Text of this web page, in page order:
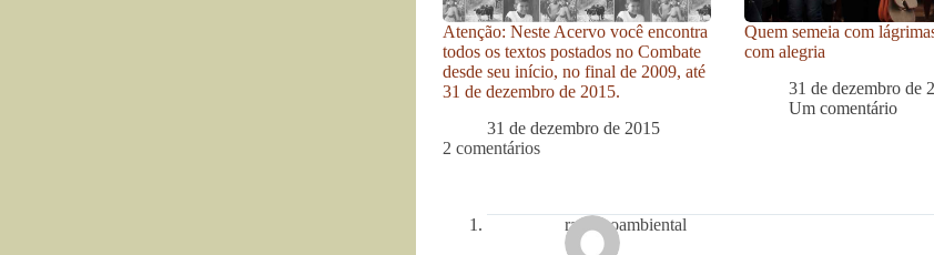
Atenção: Neste Acervo você encontra
todos os textos postados no Combate
desde seu início, no final de 2009, até
31 de dezembro de 2015.
31 de dezembro de 2015
Quem semeia com
com alegria
31 de dezembro de
Um comentário
2 comentários
racismoambiental